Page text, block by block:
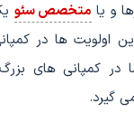
و یا متخصص سئو
اولویت ها در
در کمپانی های
گیرد.